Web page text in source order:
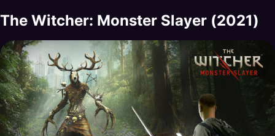
The Witcher: Monster Slayer (2021)